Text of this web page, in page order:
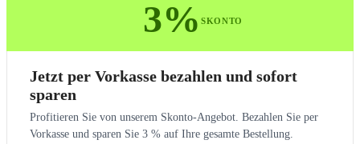
3%SKONTO
Jetzt per Vorkasse bezahlen und sofort
sparen
Profitieren Sie von unserem Skonto-Angebot. Bezahlen Sie per
Vorkasse und sparen Sie 3 % auf Ihre gesamte Bestellung.